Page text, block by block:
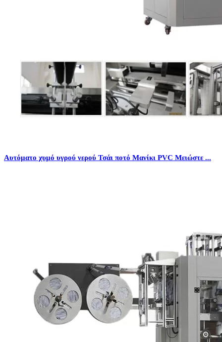
Αυτόματο χυμό υγρού νερού Τσάι ποτό Μανίκι PVC Μειώστε ...